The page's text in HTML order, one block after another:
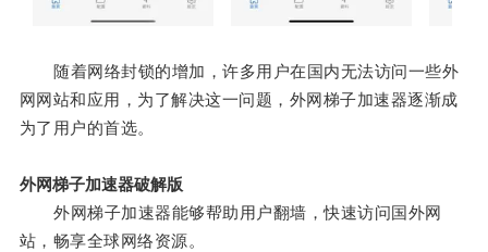
随着网络封锁的增加，许多用户在国内无法访问一些外
网网站和应用，为了解决这一问题，外网梯子加速器逐渐成
为了用户的首选。
外网梯子加速器破解版
外网梯子加速器能够帮助用户翻墙，快速访问国外网
站，畅享全球网络资源。